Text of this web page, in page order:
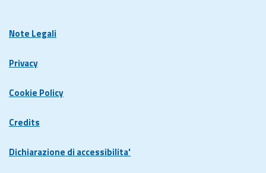
Note Legali
Privacy
Cookie Policy
Credits
Dichiarazione di accessibilita'